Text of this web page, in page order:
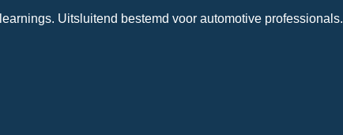
Uitsluitend bestemd voor automotive professionals.